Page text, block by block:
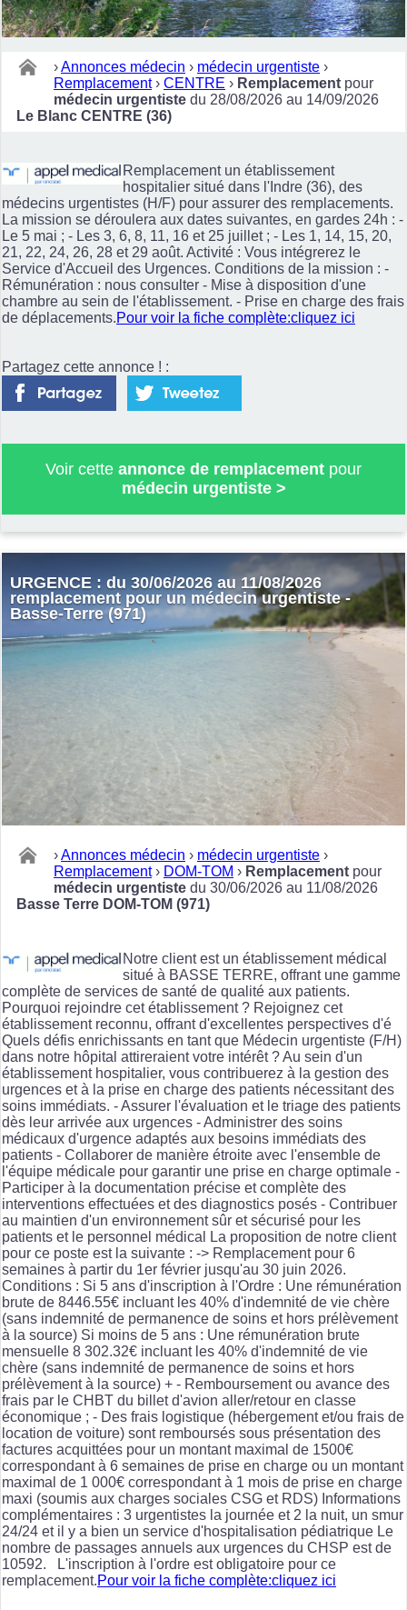
›Annonces médecin › médecin urgentiste ›
Remplacement › CENTRE › Remplacement pour
médecin urgentiste du 28/08/2026 au 14/09/2026
Le Blanc CENTRE (36)
Remplacement un établissement
hospitalier situé dans l'Indre (36), des
médecins urgentistes (H/F) pour assurer des remplacements.
La mission se déroulera aux dates suivantes, en gardes 24h : -
Le 5 mai ; - Les 3, 6, 8, 11, 16 et 25 juillet ; - Les 1, 14, 15, 20,
21, 22, 24, 26, 28 et 29 août. Activité : Vous intégrerez le
Service d'Accueil des Urgences. Conditions de la mission : -
Rémunération : nous consulter - Mise à disposition d'une
chambre au sein de l'établissement. - Prise en charge des frais
de déplacements.Pour voir la fiche complète:cliquez ici
Partagez cette annonce ! :
Voir cette annonce de remplacement pour
médecin urgentiste>
URGENCE : du 30/06/2026 au 11/08/2026
remplacement pour un médecin urgentiste -
Basse-Terre (971)
›Annonces médecin › médecin urgentiste ›
Remplacement › DOM-TOM › Remplacement pour
médecin urgentiste du 30/06/2026 au 11/08/2026
Basse Terre DOM-TOM (971)
Notre client est un établissement médical
situé à BASSE TERRE, offrant une gamme
complète de services de santé de qualité aux patients.
Pourquoi rejoindre cet établissement ? Rejoignez cet
établissement reconnu, offrant d'excellentes perspectives d'é
Quels défis enrichissants en tant que Médecin urgentiste (F/H)
dans notre hôpital attireraient votre intérêt ? Au sein d'un
établissement hospitalier, vous contribuerez à la gestion des
urgences et à la prise en charge des patients nécessitant des
soins immédiats. - Assurer l'évaluation et le triage des patients
dès leur arrivée aux urgences - Administrer des soins
médicaux d'urgence adaptés aux besoins immédiats des
patients - Collaborer de manière étroite avec l'ensemble de
l'équipe médicale pour garantir une prise en charge optimale -
Participer à la documentation précise et complète des
interventions effectuées et des diagnostics posés - Contribuer
au maintien d'un environnement sûr et sécurisé pour les
patients et le personnel médical La proposition de notre client
pour ce poste est la suivante : -> Remplacement pour 6
semaines à partir du 1er février jusqu'au 30 juin 2026.
Conditions : Si 5 ans d'inscription à l'Ordre : Une rémunération
brute de 8446.55€ incluant les 40% d'indemnité de vie chère
(sans indemnité de permanence de soins et hors prélèvement
à la source) Si moins de 5 ans : Une rémunération brute
mensuelle 8 302.32€ incluant les 40% d'indemnité de vie
chère (sans indemnité de permanence de soins et hors
prélèvement à la source) + - Remboursement ou avance des
frais par le CHBT du billet d'avion aller/retour en classe
économique ; - Des frais logistique (hébergement et/ou frais de
location de voiture) sont remboursés sous présentation des
factures acquittées pour un montant maximal de 1500€
correspondant à 6 semaines de prise en charge ou un montant
maximal de 1 000€ correspondant à 1 mois de prise en charge
maxi (soumis aux charges sociales CSG et RDS) Informations
complémentaires : 3 urgentistes la journée et 2 la nuit, un smur
24/24 et il y a bien un service d'hospitalisation pédiatrique Le
nombre de passages annuels aux urgences du CHSP est de
10592. L'inscription à l'ordre est obligatoire pour ce
remplacement.Pour voir la fiche complète:cliquez ici